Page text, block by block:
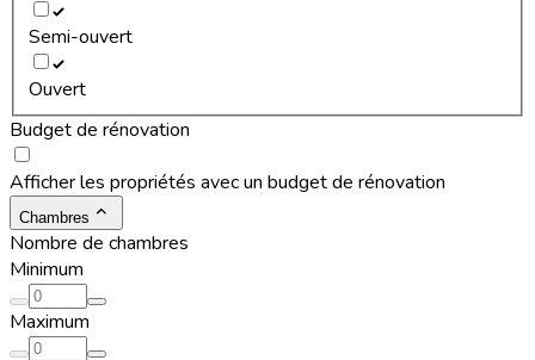
Semi-ouvert
Ouvert
Budget de rénovation
Afficher les propriétés avec un budget de rénovation
Chambres
Nombre de chambres
Minimum
Maximum